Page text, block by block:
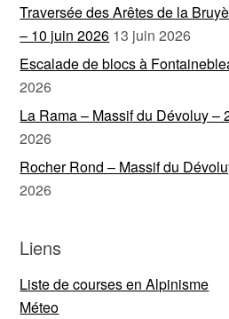
Traversée des Arêtes de la
– 10 juin 2026 13 juin 2026
Escalade de blocs à
2026
La Rama – Massif du Dévoluy –
2026
Rocher Rond – Massif du
2026
Liens
Liste de courses en Alpinisme
Méteo